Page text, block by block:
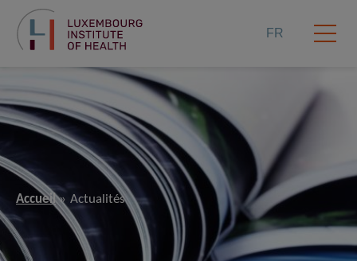
FR
Accueil Actualités